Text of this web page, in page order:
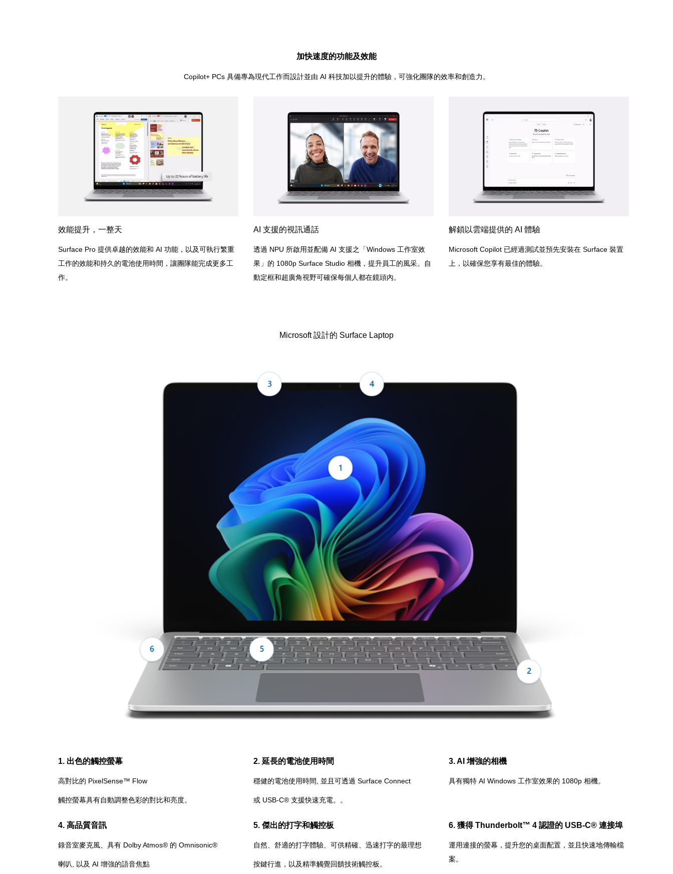
加快速度的功能及效能
Copilot+ PCs 具備專為現代工作而設計並由 AI 科技加以提升的體驗，可強化團隊的效率和創造力。
效能提升，一整天
Surface Pro 提供卓越的效能和 AI 功能，以及可執行繁重
工作的效能和持久的電池使用時間，讓團隊能完成更多工
作。
AI 支援的視訊通話
透過 NPU 所啟用並配備 AI 支援之「Windows 工作室效
果」的 1080p Surface Studio 相機，提升員工的風采。自
動定框和超廣角視野可確保每個人都在鏡頭內。
解鎖以雲端提供的 AI 體驗
Microsoft Copilot 已經過測試並預先安裝在 Surface 裝置
上，以確保您享有最佳的體驗。
Microsoft 設計的 Surface Laptop
1. 出色的觸控螢幕
高對比的 PixelSense™ Flow
觸控螢幕具有自動調整色彩的對比和亮度。
2. 延長的電池使用時間
穩健的電池使用時間, 並且可透過 Surface Connect
或 USB-C® 支援快速充電。。
3. AI 增強的相機
具有獨特 AI Windows 工作室效果的 1080p 相機。
4. 高品質音訊
錄音室麥克風、具有 Dolby Atmos® 的 Omnisonic®
喇叭, 以及 AI 增強的語音焦點
5. 傑出的打字和觸控板
自然、舒適的打字體驗、可供精確、迅速打字的最理想
按鍵行進，以及精準觸覺回饋技術觸控板。
6. 獲得 Thunderbolt™ 4 認證的 USB-C® 連接埠
運用連接的螢幕，提升您的桌面配置，並且快速地傳輸檔
案。